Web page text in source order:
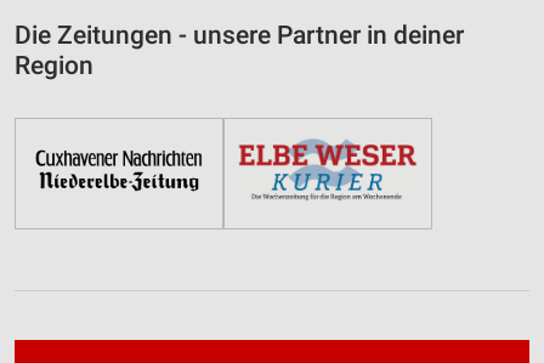
Die Zeitungen - unsere Partner in deiner
Region